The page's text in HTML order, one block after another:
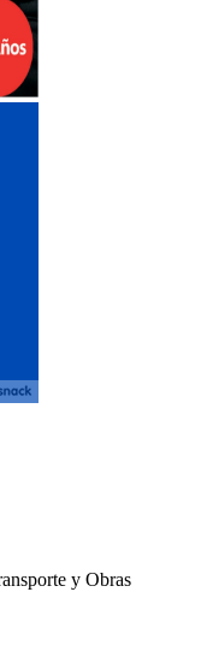
y Obras